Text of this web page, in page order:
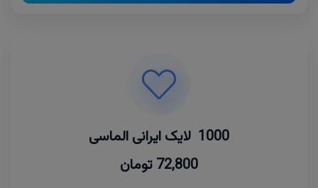
1000 لایک ایرانی الماسی
72,800 تومان